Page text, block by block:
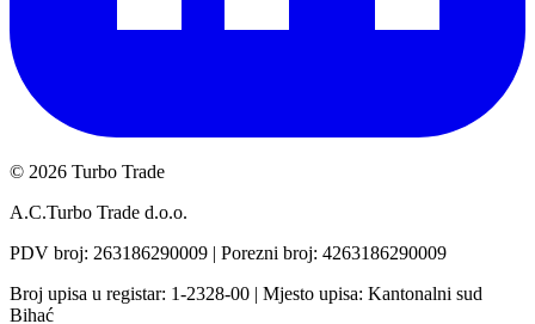
© 2026 Turbo Trade
A.C.Turbo Trade d.o.o.
PDV broj: 263186290009 | Porezni broj: 4263186290009
Broj upisa u registar: 1-2328-00 | Mjesto upisa: Kantonalni sud
Bihać